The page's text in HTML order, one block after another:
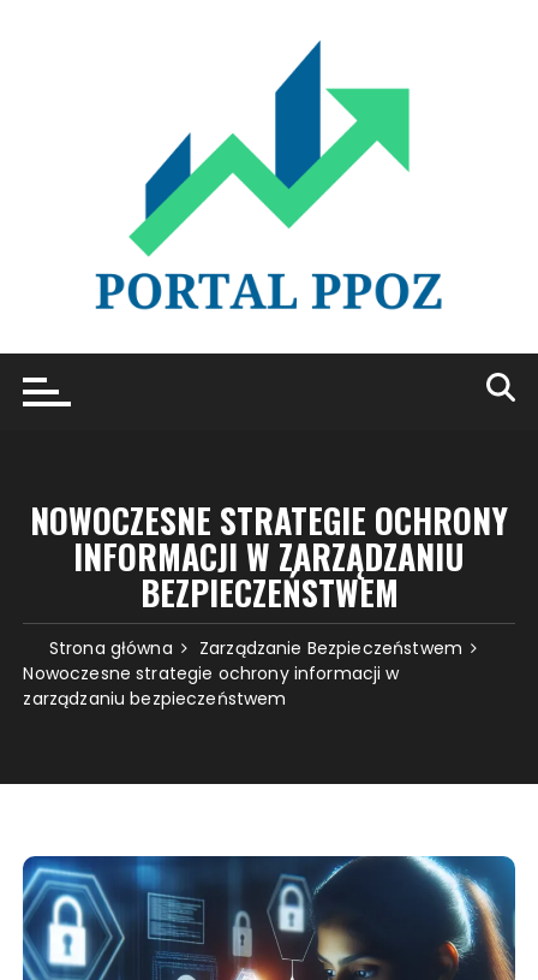
NOWOCZESNE STRATEGIE OCHRONY
INFORMACJI W ZARZĄDZANIU
BEZPIECZEŃSTWEM
Strona główna
Zarządzanie Bezpieczeństwem
Nowoczesne strategie ochrony informacji w
zarządzaniu bezpieczeństwem